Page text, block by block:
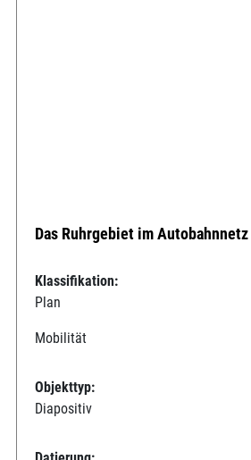
Das Ruhrgebiet im Autobahnnetz
Klassifikation:
Plan
Mobilität
Objekttyp:
Diapositiv